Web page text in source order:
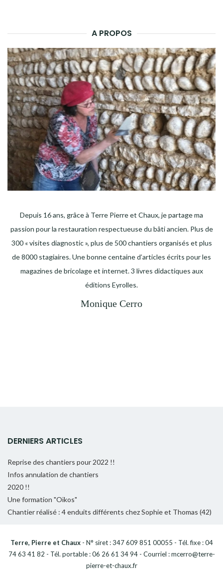
A PROPOS
Depuis 16 ans, grâce à Terre Pierre et Chaux, je partage ma
passion pour la restauration respectueuse du bâti ancien. Plus de
300 « visites diagnostic », plus de 500 chantiers organisés et plus
de 8000 stagiaires. Une bonne centaine d’articles écrits pour les
magazines de bricolage et internet. 3 livres didactiques aux
éditions Eyrolles.
Monique Cerro
DERNIERS ARTICLES
Reprise des chantiers pour 2022 !!
Infos annulation de chantiers
2020 !!
Une formation "Oïkos"
Chantier réalisé : 4 enduits différents chez Sophie et Thomas (42)
Terre, Pierre et Chaux- N° siret : 347 609 851 00055 - Tél. fixe : 04
74 63 41 82 - Tél. portable : 06 26 61 34 94 - Courriel : mcerro@terre-
pierre-et-chaux.fr